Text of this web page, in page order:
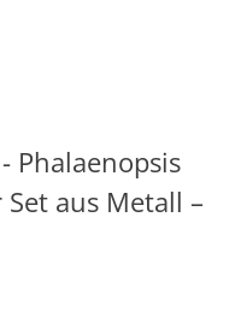
Phalaenopsis
aus Metall –